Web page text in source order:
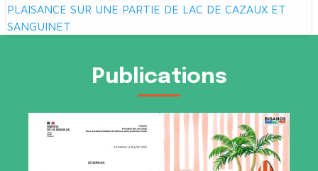
PLAISANCE SUR UNE PARTIE DE LAC DE CAZAUX ET
SANGUINET
Publications